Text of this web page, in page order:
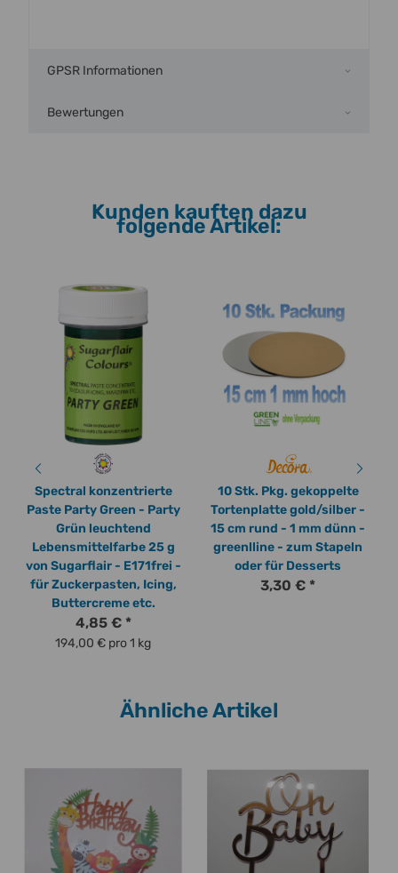
GPSR Informationen
Bewertungen
Kunden kauften dazu
folgende Artikel:
Spectral konzentrierte
Paste Party Green - Party
Grün leuchtend
Lebensmittelfarbe 25 g
von Sugarflair - E171frei -
für Zuckerpasten, Icing,
Buttercreme etc.
4,85 € *
194,00 € pro 1 kg
10 Stk. Pkg. gekoppelte
Tortenplatte gold/silber -
15 cm rund - 1 mm dünn -
greenlline - zum Stapeln
oder für Desserts
3,30 € *
Ähnliche Artikel